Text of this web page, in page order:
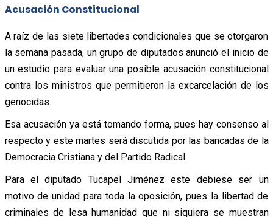
Acusación Constitucional
A raíz de las siete libertades condicionales que se otorgaron
la semana pasada, un grupo de diputados anunció el inicio de
un estudio para evaluar una posible acusación constitucional
contra los ministros que permitieron la excarcelación de los
genocidas.
Esa acusación ya está tomando forma, pues hay consenso al
respecto y este martes será discutida por las bancadas de la
Democracia Cristiana y del Partido Radical.
Para el diputado Tucapel Jiménez este debiese ser un
motivo de unidad para toda la oposición, pues la libertad de
criminales de lesa humanidad que ni siquiera se muestran